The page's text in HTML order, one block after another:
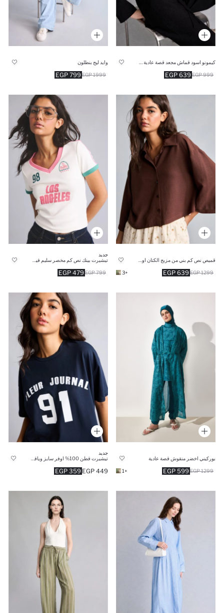
639 EGP 999 EGP
وايد ليج بنطلون
799 EGP 1999 EGP
639 EGP 1299 EGP
+3
جديد
479 EGP 799 EGP
بوركيني اخضر منقوش قصة عادية
599 EGP 1299 EGP
+1
جديد
359 EGP 449 EGP